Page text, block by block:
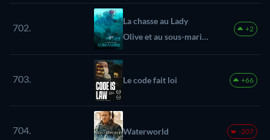
702.
La chasse au Lady
Olive et au sous-marin
allemand
+2
703. Le code fait loi +66
704. Waterworld -207